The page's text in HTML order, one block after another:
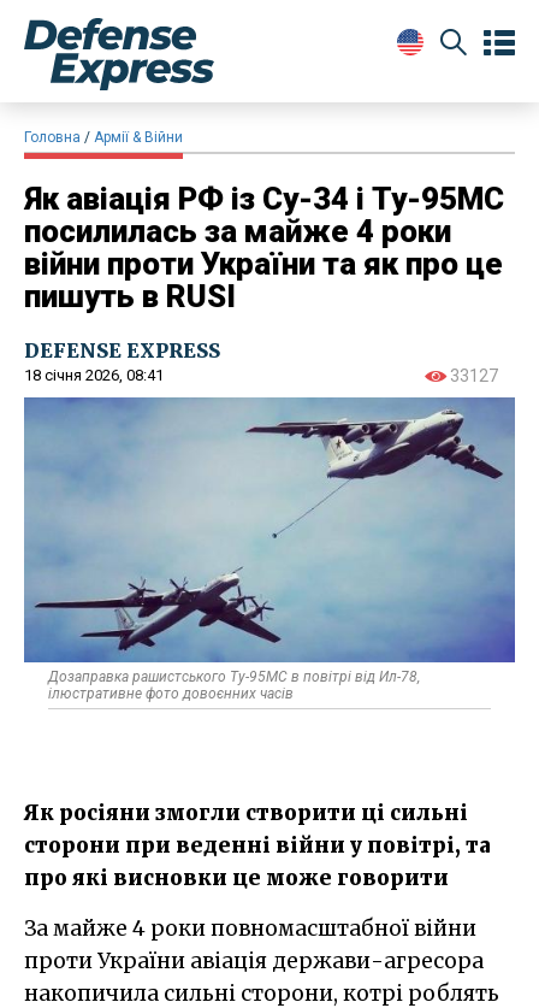
Головна Армії & Війни
Як авіація РФ із Су-34 і Ту-95МС
посилилась за майже 4 роки
війни проти України та як про це
пишуть в RUSI
DEFENSE EXPRESS
18 січня 2026, 08:41 33127
Дозаправка рашистського Ту-95МС в повітрі від Ил-78,
ілюстративне фото довоєнних часів
Як росіяни змогли створити ці сильні
сторони при веденні війни у повітрі, та
про які висновки це може говорити
За майже 4 роки повномасштабної війни
проти України авіація держави-агресора
накопичила сильні сторони, котрі роблять